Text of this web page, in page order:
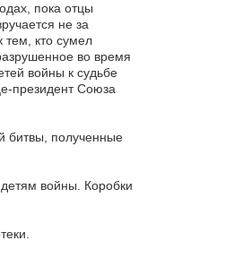
пока отцы
не за
кто сумел
во время
войны к судьбе
президент Союза
битвы, полученные
войны. Коробки